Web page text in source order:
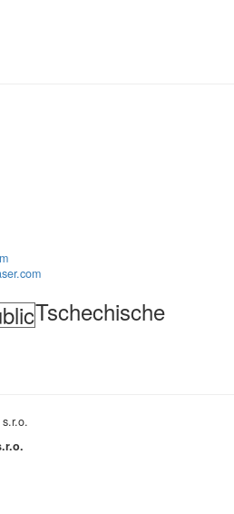
Tschechische